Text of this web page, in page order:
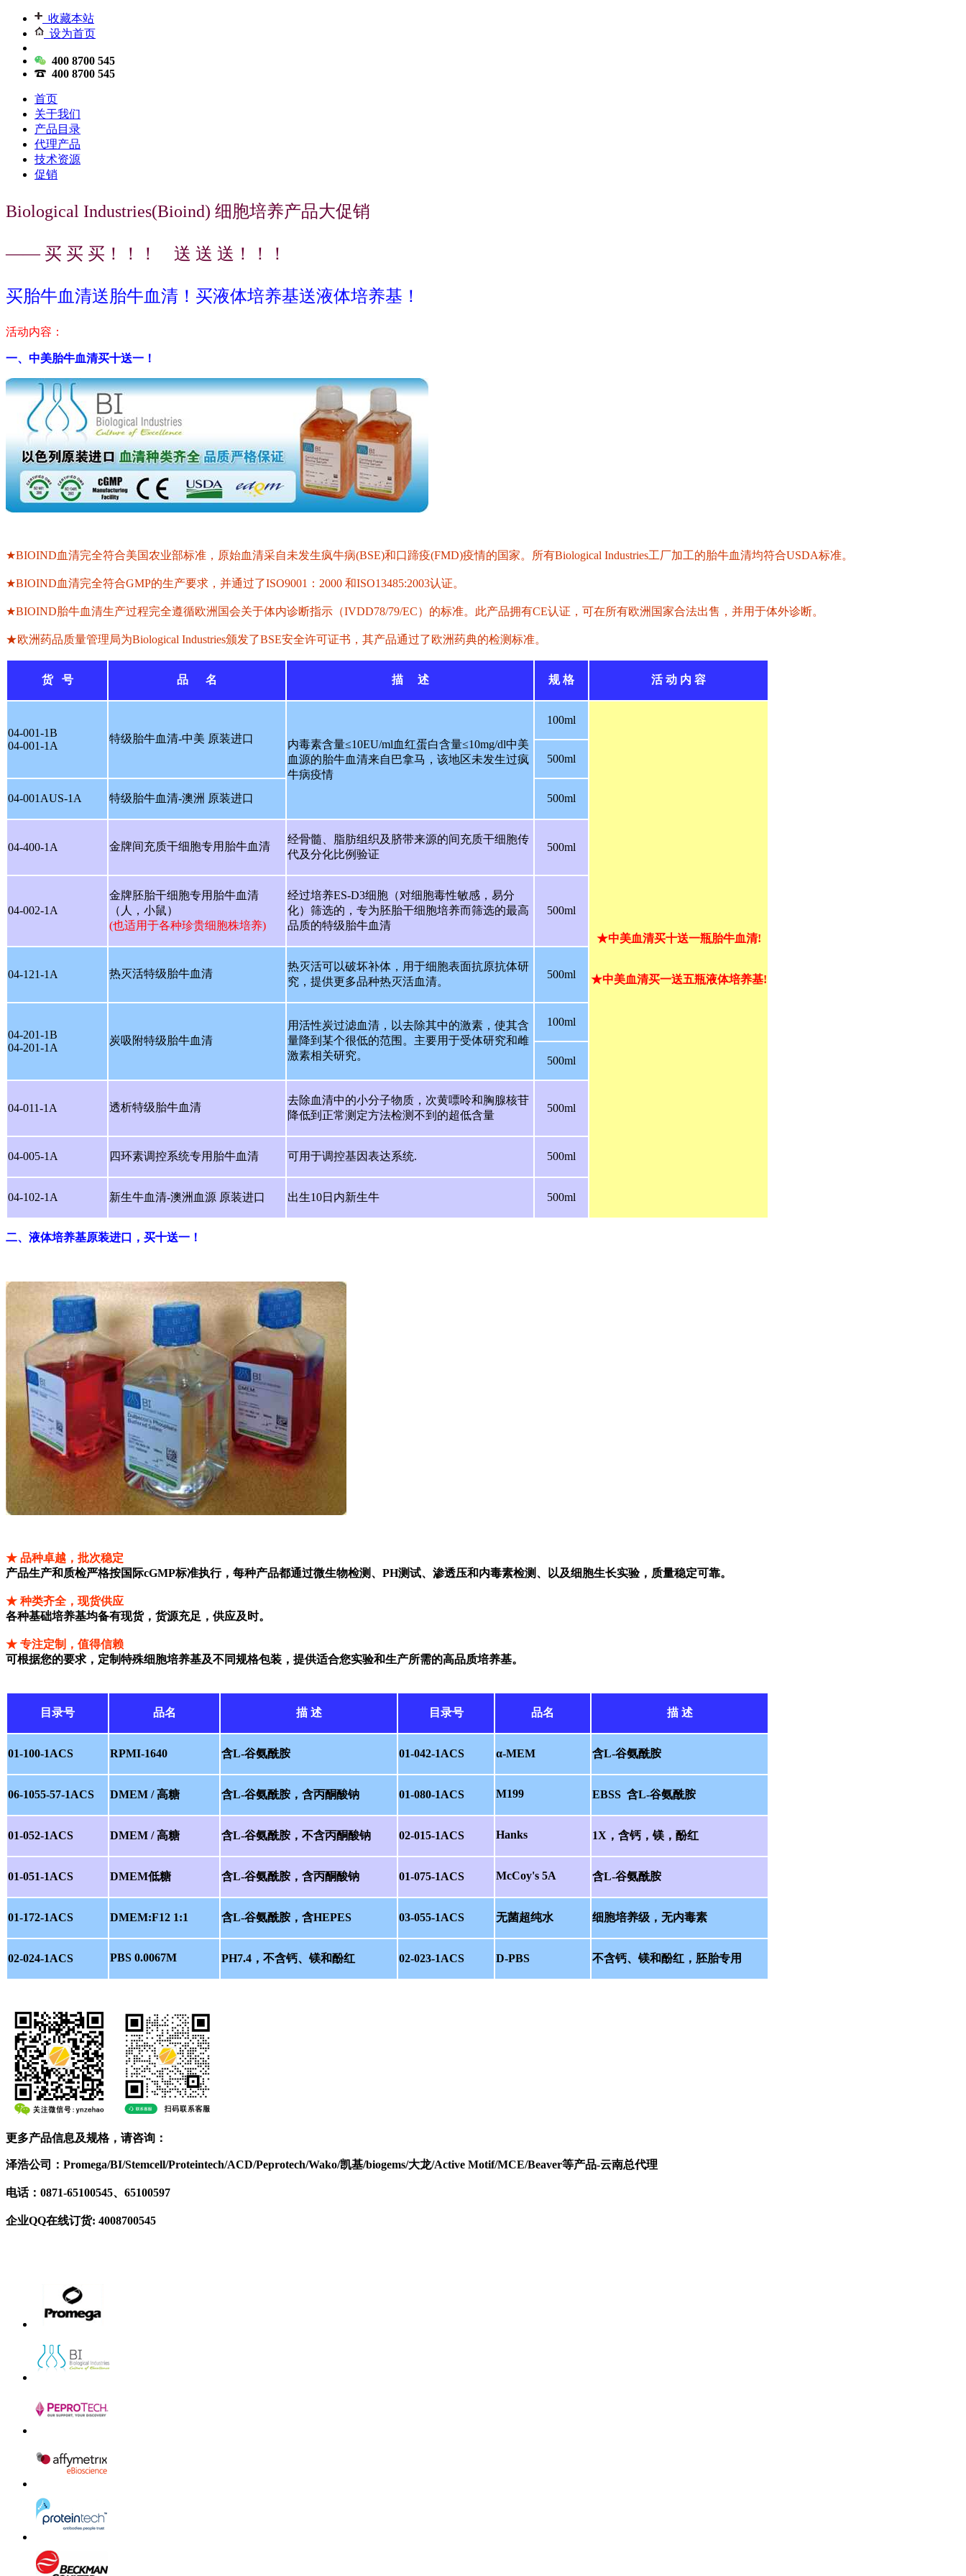
收藏本站
设为首页
400 8700 545
400 8700 545
首页
关于我们
产品目录
代理产品
技术资源
促销
Biological Industries(Bioind) 细胞培养产品大促销
—— 买 买 买！！！ 送 送 送！！！
买胎牛血清送胎牛血清！买液体培养基送液体培养基！
活动内容：
一、中美胎牛血清买十送一！
★BIOIND血清完全符合美国农业部标准，原始血清采自未发生疯牛病(BSE)和口蹄疫(FMD)疫情的国家。所有Biological Industries工厂加工的胎牛血清均符合USDA标准。
★BIOIND血清完全符合GMP的生产要求，并通过了ISO9001：2000 和ISO13485:2003认证。
★BIOIND胎牛血清生产过程完全遵循欧洲国会关于体内诊断指示（IVDD78/79/EC）的标准。此产品拥有CE认证，可在所有欧洲国家合法出售，并用于体外诊断。
★欧洲药品质量管理局为Biological Industries颁发了BSE安全许可证书，其产品通过了欧洲药典的检测标准。
货 号 品 名 描 述 规 格 活 动 内 容
04-001-1B
04-001-1A
特级胎牛血清-中美 原装进口
内毒素含量≤10EU/ml血红蛋白含量≤10mg/dl中美
血源的胎牛血清来自巴拿马，该地区未发生过疯
牛病疫情
100ml
★中美血清买十送一瓶胎牛血清!
★中美血清买一送五瓶液体培养基!
500ml
04-001AUS-1A 特级胎牛血清-澳洲 原装进口 500ml
04-400-1A 金牌间充质干细胞专用胎牛血清
经骨髓、脂肪组织及脐带来源的间充质干细胞传
代及分化比例验证
500ml
04-002-1A
金牌胚胎干细胞专用胎牛血清
（人，小鼠）
(也适用于各种珍贵细胞株培养)
经过培养ES-D3细胞（对细胞毒性敏感，易分
化）筛选的，专为胚胎干细胞培养而筛选的最高
品质的特级胎牛血清
500ml
04-121-1A 热灭活特级胎牛血清
热灭活可以破坏补体，用于细胞表面抗原抗体研
究，提供更多品种热灭活血清。
500ml
04-201-1B
04-201-1A
炭吸附特级胎牛血清
用活性炭过滤血清，以去除其中的激素，使其含
量降到某个很低的范围。主要用于受体研究和雌
激素相关研究。
100ml
500ml
04-011-1A 透析特级胎牛血清
去除血清中的小分子物质，次黄嘌呤和胸腺核苷
降低到正常测定方法检测不到的超低含量
500ml
04-005-1A 四环素调控系统专用胎牛血清 可用于调控基因表达系统. 500ml
04-102-1A 新生牛血清-澳洲血源 原装进口 出生10日内新生牛 500ml
二、液体培养基原装进口，买十送一！
★ 品种卓越，批次稳定
产品生产和质检严格按国际cGMP标准执行，每种产品都通过微生物检测、PH测试、渗透压和内毒素检测、以及细胞生长实验，质量稳定可靠。
★ 种类齐全，现货供应
各种基础培养基均备有现货，货源充足，供应及时。
★ 专注定制，值得信赖
可根据您的要求，定制特殊细胞培养基及不同规格包装，提供适合您实验和生产所需的高品质培养基。
目录号 品名 描 述 目录号 品名 描 述
01-100-1ACS RPMI-1640 含L-谷氨酰胺 01-042-1ACS α-MEM 含L-谷氨酰胺
06-1055-57-1ACS DMEM / 高糖 含L-谷氨酰胺，含丙酮酸钠 01-080-1ACS M199 EBSS 含L-谷氨酰胺
01-052-1ACS DMEM / 高糖 含L-谷氨酰胺，不含丙酮酸钠 02-015-1ACS Hanks 1X，含钙，镁，酚红
01-051-1ACS DMEM低糖 含L-谷氨酰胺，含丙酮酸钠 01-075-1ACS McCoy's 5A 含L-谷氨酰胺
01-172-1ACS DMEM:F12 1:1 含L-谷氨酰胺，含HEPES 03-055-1ACS 无菌超纯水 细胞培养级，无内毒素
02-024-1ACS PBS 0.0067M PH7.4，不含钙、镁和酚红 02-023-1ACS D-PBS 不含钙、镁和酚红，胚胎专用
更多产品信息及规格，请咨询：
泽浩公司：Promega/BI/Stemcell/Proteintech/ACD/Peprotech/Wako/凯基/biogems/大龙/Active Motif/MCE/Beaver等产品-云南总代理
电话：0871-65100545、65100597
企业QQ在线订货: 4008700545